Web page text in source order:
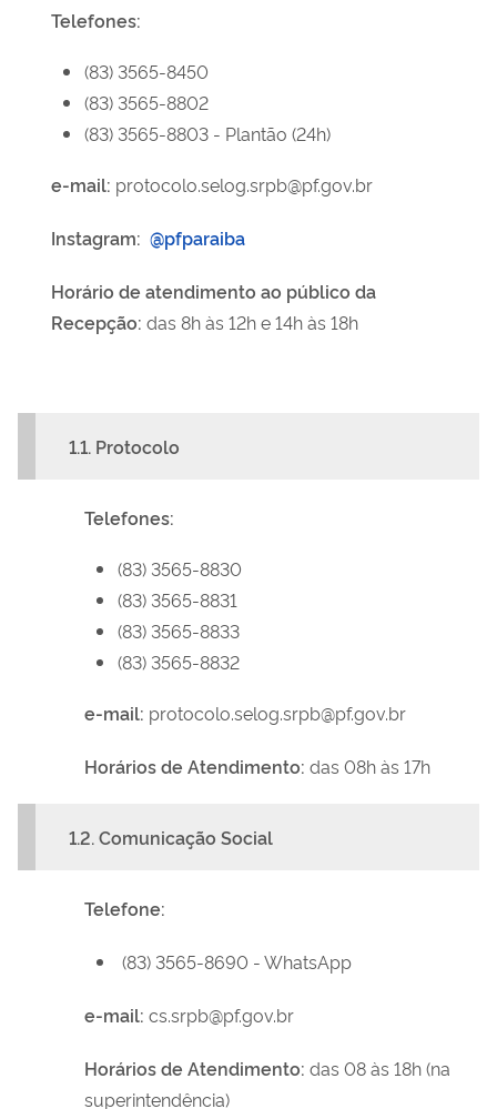
Telefones:
(83) 3565-8450
(83) 3565-8802
(83) 3565-8803 - Plantão (24h)
e-mail: protocolo.selog.srpb@pf.gov.br
Instagram: @pfparaiba
Horário de atendimento ao público da
Recepção: das 8h às 12h e 14h às 18h
1.1. Protocolo
Telefones:
(83) 3565-8830
(83) 3565-8831
(83) 3565-8833
(83) 3565-8832
e-mail: protocolo.selog.srpb@pf.gov.br
Horários de Atendimento: das 08h às 17h
1.2. Comunicação Social
Telefone:
(83) 3565-8690 - WhatsApp
e-mail: cs.srpb@pf.gov.br
Horários de Atendimento: das 08 às 18h (na
superintendência)